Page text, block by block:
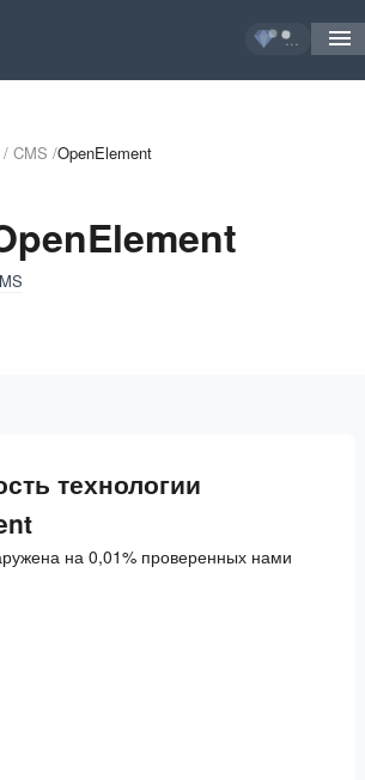
...
/ CMS /OpenElement
технологии
на 0,01% проверенных нами